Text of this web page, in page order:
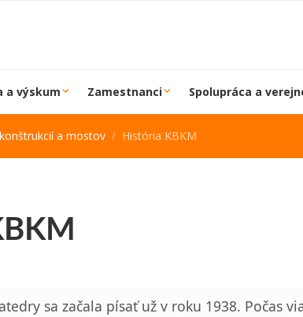
a výskum Zamestnanci Spolupráca a
a mostov História KBKM
sa začala písať už v roku 1938. Počas